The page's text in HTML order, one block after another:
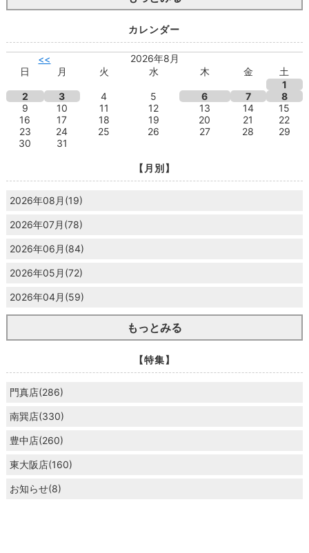
カレンダー
<<
2026年8月
日
月 火 水 木 金
土
1
2
3 4 5 6 7
8
9
10 11 12 13 14
15
16
17 18 19 20 21
22
23
24 25 26 27 28
29
30
31
【月別】
2026年08月(19)
2026年07月(78)
2026年06月(84)
2026年05月(72)
2026年04月(59)
もっとみる
【特集】
門真店(286)
南巽店(330)
豊中店(260)
東大阪店(160)
お知らせ(8)